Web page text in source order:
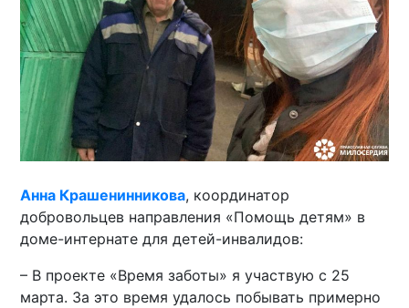
Анна Крашенинникова, координатор
добровольцев направления «Помощь детям» в
доме-интернате для детей-инвалидов:
– В проекте «Время заботы» я участвую с 25
марта. За это время удалось побывать примерно